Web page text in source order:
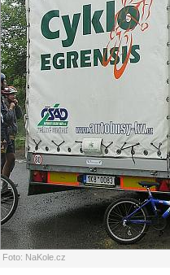
Foto: NaKole.cz